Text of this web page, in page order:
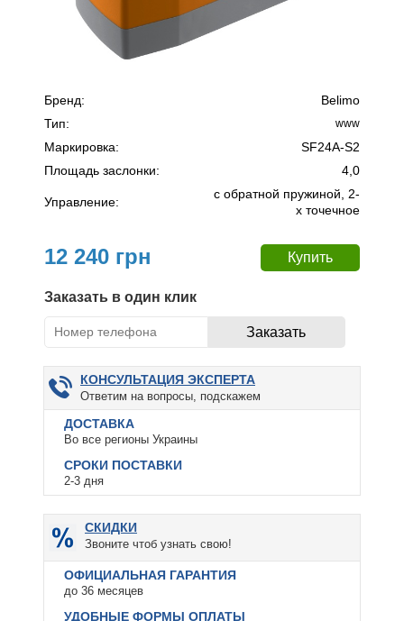
Бренд:
Belimo
Тип:
www
Маркировка:
SF24A-S2
Площадь заслонки:
4,0
Управление:
c обратной пружиной, 2-
х точечное
12 240 грн
Заказать в один клик
КОНСУЛЬТАЦИЯ ЭКСПЕРТА
Ответим на вопросы, подскажем
ДОСТАВКА
Во все регионы Украины
СРОКИ ПОСТАВКИ
2-3 дня
СКИДКИ
Звоните чтоб узнать свою!
ОФИЦИАЛЬНАЯ ГАРАНТИЯ
до 36 месяцев
УДОБНЫЕ ФОРМЫ ОПЛАТЫ